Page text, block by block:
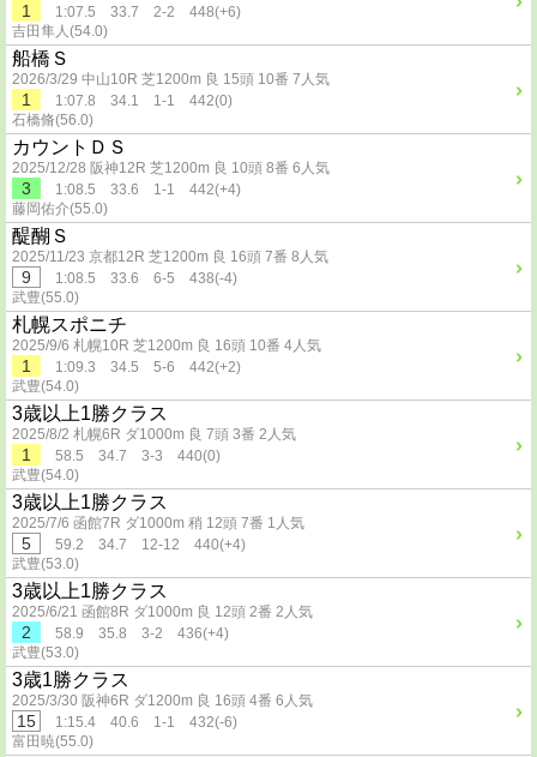
1
1:07.5 33.7 2-2 448(+6)
吉田隼人(54.0)
船橋Ｓ
2026/3/29 中山10R 芝1200m 良 15頭 10番 7人気
1
1:07.8 34.1 1-1 442(0)
石橋脩(56.0)
カウントＤＳ
2025/12/28 阪神12R 芝1200m 良 10頭 8番 6人気
3
1:08.5 33.6 1-1 442(+4)
藤岡佑介(55.0)
醍醐Ｓ
2025/11/23 京都12R 芝1200m 良 16頭 7番 8人気
9
1:08.5 33.6 6-5 438(-4)
武豊(55.0)
札幌スポニチ
2025/9/6 札幌10R 芝1200m 良 16頭 10番 4人気
1
1:09.3 34.5 5-6 442(+2)
武豊(54.0)
3歳以上1勝クラス
2025/8/2 札幌6R ダ1000m 良 7頭 3番 2人気
1
58.5 34.7 3-3 440(0)
武豊(54.0)
3歳以上1勝クラス
2025/7/6 函館7R ダ1000m 稍 12頭 7番 1人気
5
59.2 34.7 12-12 440(+4)
武豊(53.0)
3歳以上1勝クラス
2025/6/21 函館8R ダ1000m 良 12頭 2番 2人気
2
58.9 35.8 3-2 436(+4)
武豊(53.0)
3歳1勝クラス
2025/3/30 阪神6R ダ1200m 良 16頭 4番 6人気
15
1:15.4 40.6 1-1 432(-6)
富田暁(55.0)